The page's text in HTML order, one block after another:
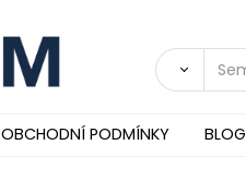
OBCHODNÍ PODMÍNKY BLOG